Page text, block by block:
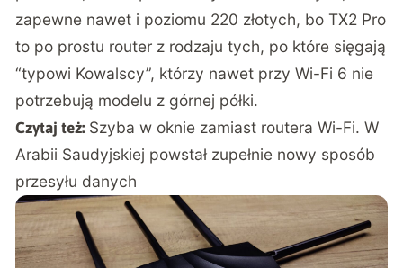
zapewne nawet i poziomu 220 złotych, bo TX2 Pro
to po prostu router z rodzaju tych, po które sięgają
“typowi Kowalscy”, którzy nawet przy Wi-Fi 6 nie
potrzebują modelu z górnej półki.
Czytaj też: Szyba w oknie zamiast routera Wi-Fi. W
Arabii Saudyjskiej powstał zupełnie nowy sposób
przesyłu danych